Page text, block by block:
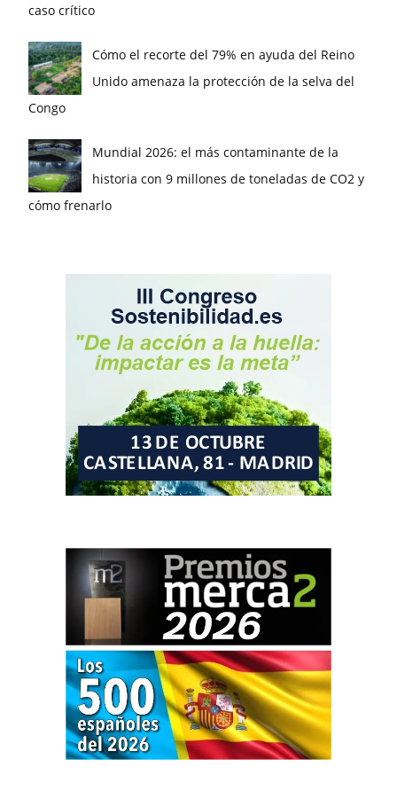
caso crítico
Cómo el recorte del 79% en ayuda del Reino
Unido amenaza la protección de la selva del
Congo
Mundial 2026: el más contaminante de la
historia con 9 millones de toneladas de CO2 y
cómo frenarlo